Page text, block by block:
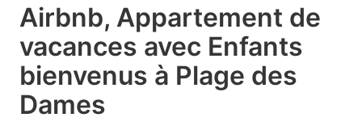
Airbnb, Appartement de
vacances avec Enfants
bienvenus à Plage des
Dames